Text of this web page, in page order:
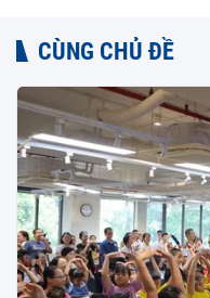
CÙNG CHỦ ĐỀ